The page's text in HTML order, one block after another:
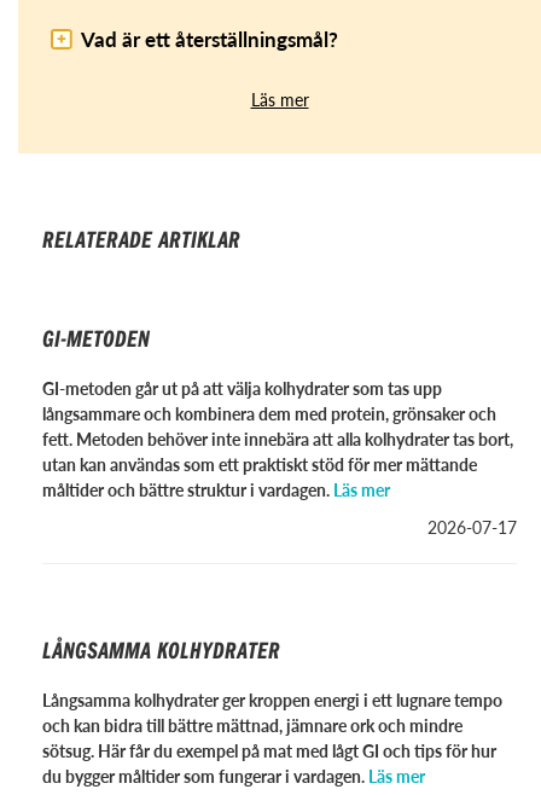
Vad är ett återställningsmål?
Läs mer
RELATERADE ARTIKLAR
GI-METODEN
GI-metoden går ut på att välja kolhydrater som tas upp
långsammare och kombinera dem med protein, grönsaker och
fett. Metoden behöver inte innebära att alla kolhydrater tas bort,
utan kan användas som ett praktiskt stöd för mer mättande
måltider och bättre struktur i vardagen. Läs mer
2026-07-17
LÅNGSAMMA KOLHYDRATER
Långsamma kolhydrater ger kroppen energi i ett lugnare tempo
och kan bidra till bättre mättnad, jämnare ork och mindre
sötsug. Här får du exempel på mat med lågt GI och tips för hur
du bygger måltider som fungerar i vardagen. Läs mer